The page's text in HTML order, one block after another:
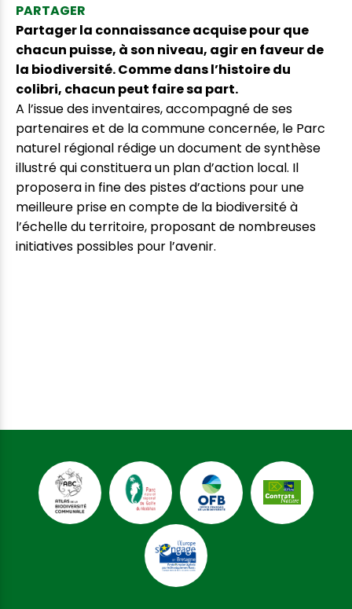
PARTAGER
Partager la connaissance acquise pour que
chacun puisse, à son niveau, agir en faveur de
la biodiversité. Comme dans l’histoire du
colibri, chacun peut faire sa part.
A l’issue des inventaires, accompagné de ses
partenaires et de la commune concernée, le Parc
naturel régional rédige un document de synthèse
illustré qui constituera un plan d’action local. Il
proposera in fine des pistes d’actions pour une
meilleure prise en compte de la biodiversité à
l’échelle du territoire, proposant de nombreuses
initiatives possibles pour l’avenir.